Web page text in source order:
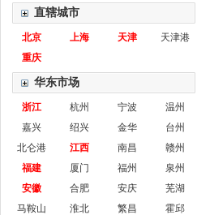
直辖城市
北京 上海 天津
天津港
重庆
华东市场
浙江 杭州 宁波
温州
嘉兴
绍兴 金华
台州
北仑港
江西 南昌
赣州
福建
厦门 福州
泉州
安徽
合肥 安庆
芜湖
马鞍山
淮北 繁昌
霍邱